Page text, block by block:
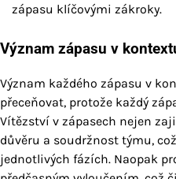
zápasu klíčovými zákroky.
Význam zápasu v
Význam každého zápasu v
přeceňovat, protože každý
Vítězství v zápasech nejen
důvěru a soudržnost týmu,
jednotlivých fázích. Naopak